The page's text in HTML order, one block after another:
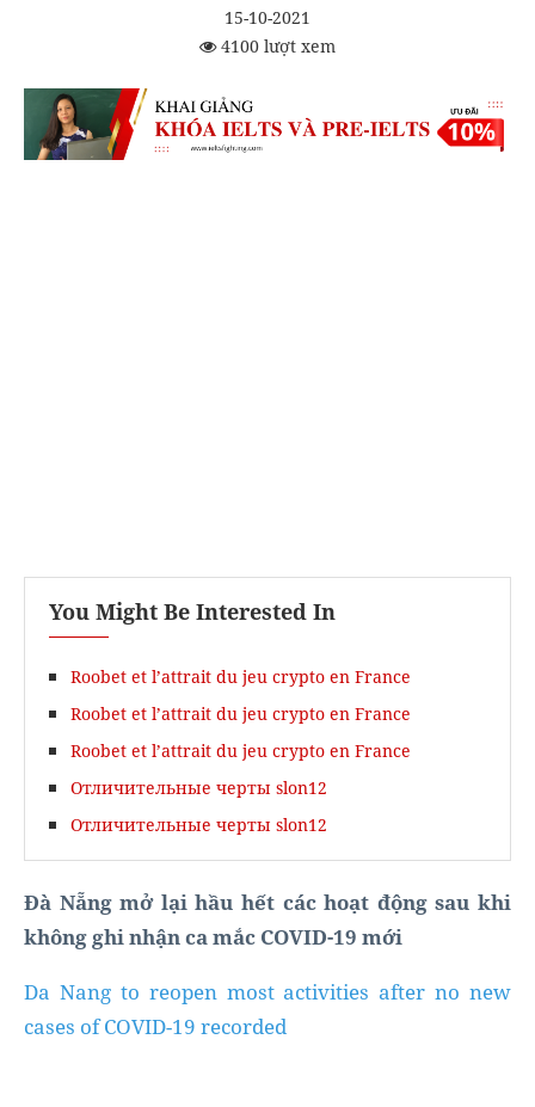
15-10-2021
4100 lượt xem
You Might Be Interested In
Roobet et l’attrait du jeu crypto en France
Roobet et l’attrait du jeu crypto en France
Roobet et l’attrait du jeu crypto en France
Отличительные черты slon12
Отличительные черты slon12
Đà Nẵng mở lại hầu hết các hoạt động sau khi
không ghi nhận ca mắc COVID-19 mới
Da Nang to reopen most activities after no new
cases of COVID-19 recorded